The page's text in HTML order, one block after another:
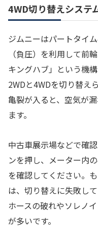
4WD切り替えシステ
ジムニーはパートタイ
（負圧）を利用して前
キングハブ」という機
2WDと4WDを切り替え
亀裂が入ると、空気が
ます。
中古車展示場などで確
ンを押し、メーター内
を確認してください。
は、切り替えに失敗し
ホースの破れやソレノ
が多いです。